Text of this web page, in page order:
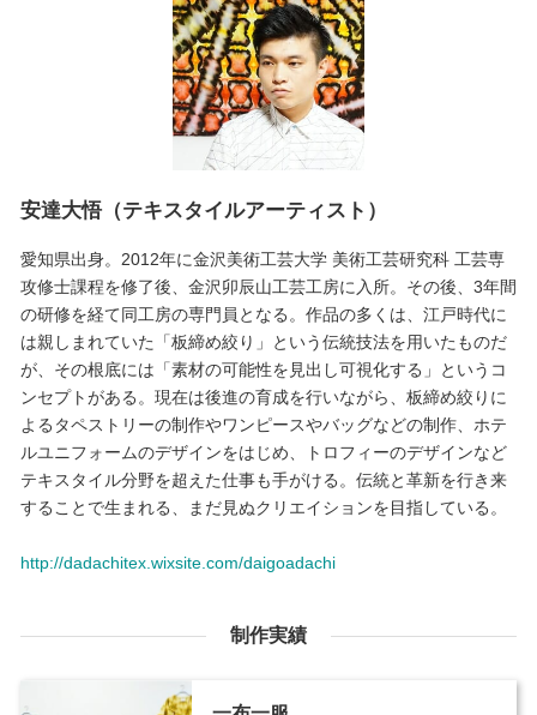
安達大悟（テキスタイルアーティスト）
愛知県出身。2012年に金沢美術工芸大学 美術工芸研究科 工芸専
攻修士課程を修了後、金沢卯辰山工芸工房に入所。その後、3年間
の研修を経て同工房の専門員となる。作品の多くは、江戸時代に
は親しまれていた「板締め絞り」という伝統技法を用いたものだ
が、その根底には「素材の可能性を見出し可視化する」というコ
ンセプトがある。現在は後進の育成を行いながら、板締め絞りに
よるタペストリーの制作やワンピースやバッグなどの制作、ホテ
ルユニフォームのデザインをはじめ、トロフィーのデザインなど
テキスタイル分野を超えた仕事も手がける。伝統と革新を行き来
することで生まれる、まだ見ぬクリエイションを目指している。
http://dadachitex.wixsite.com/daigoadachi
制作実績